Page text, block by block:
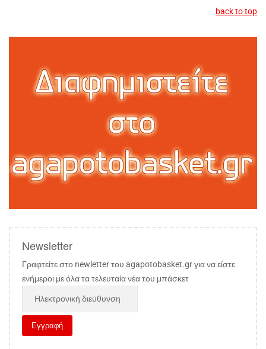
back to top
Newsletter
Γραφτείτε στο newletter του agapotobasket.gr για να είστε
ενήμεροι με όλα τα τελευταία νέα του μπάσκετ